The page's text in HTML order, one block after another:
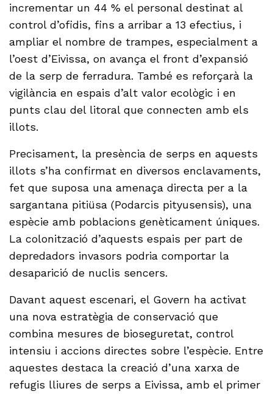
incrementar un 44 % el personal destinat al
control d’ofidis, fins a arribar a 13 efectius, i
ampliar el nombre de trampes, especialment a
l’oest d’Eivissa, on avança el front d’expansió
de la serp de ferradura. També es reforçarà la
vigilància en espais d’alt valor ecològic i en
punts clau del litoral que connecten amb els
illots.
Precisament, la presència de serps en aquests
illots s’ha confirmat en diversos enclavaments,
fet que suposa una amenaça directa per a la
sargantana pitiüsa (Podarcis pityusensis), una
espècie amb poblacions genèticament úniques.
La colonització d’aquests espais per part de
depredadors invasors podria comportar la
desaparició de nuclis sencers.
Davant aquest escenari, el Govern ha activat
una nova estratègia de conservació que
combina mesures de bioseguretat, control
intensiu i accions directes sobre l’espècie. Entre
aquestes destaca la creació d’una xarxa de
refugis lliures de serps a Eivissa, amb el primer